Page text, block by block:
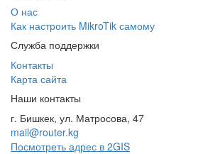
О нас
Как настроить MikroTik самому
Служба поддержки
Контакты
Карта сайта
Наши контакты
г. Бишкек, ул. Матросова, 47
mail@router.kg
Посмотреть адрес в 2GIS